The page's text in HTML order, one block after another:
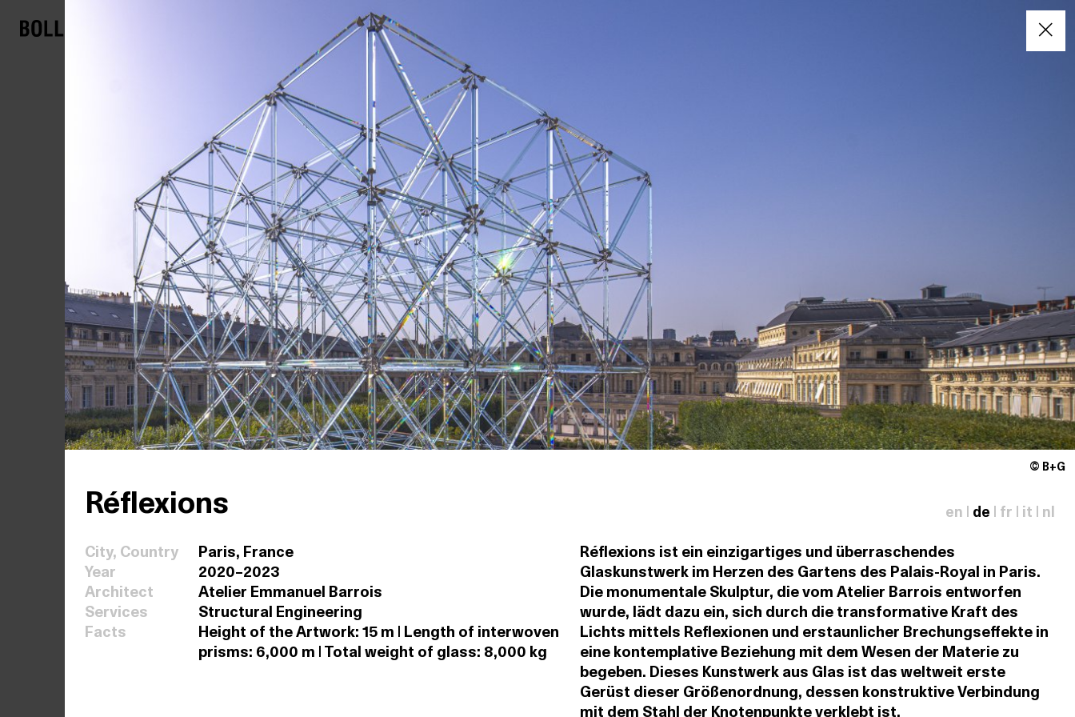
© B+G
Réflexions en | de | fr | it | nl
City, Country
Paris, France
Year
2020–2023
Architect
Atelier Emmanuel Barrois
Services
Structural Engineering
Facts
Height of the Artwork: 15 m | Length of interwoven
prisms: 6,000 m | Total weight of glass: 8,000 kg
Réflexions ist ein einzigartiges und überraschendes
Glaskunstwerk im Herzen des Gartens des Palais-Royal in Paris.
Die monumentale Skulptur, die vom Atelier Barrois entworfen
wurde, lädt dazu ein, sich durch die transformative Kraft des
Lichts mittels Reflexionen und erstaunlicher Brechungseffekte in
eine kontemplative Beziehung mit dem Wesen der Materie zu
begeben. Dieses Kunstwerk aus Glas ist das weltweit erste
Gerüst dieser Größenordnung, dessen konstruktive Verbindung
mit dem Stahl der Knotenpunkte verklebt ist.